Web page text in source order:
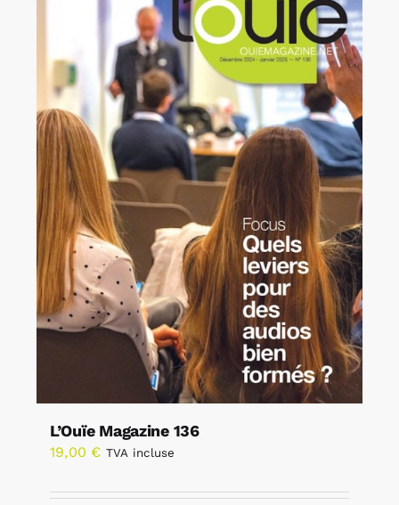
L’Ouïe Magazine 136
19,00 € TVA incluse